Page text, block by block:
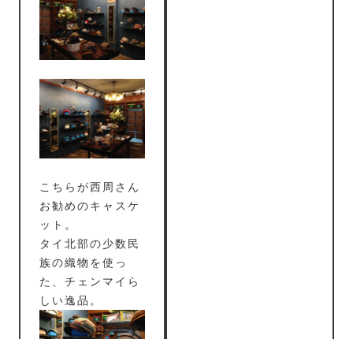
こちらが西周さん
お勧めのキャスケ
ット。
タイ北部の少数民
族の織物を使っ
た、チェンマイら
しい逸品。